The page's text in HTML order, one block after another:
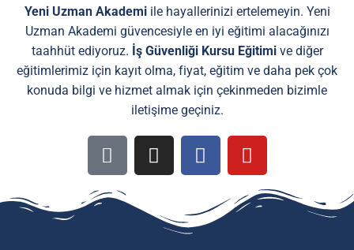
Yeni Uzman Akademiile hayallerinizi ertelemeyin. Yeni
Uzman Akademi güvencesiyle en iyi eğitimi alacağınızı
taahhüt ediyoruz. İş Güvenliği KursuEğitimive diğer
eğitimlerimiz için kayıt olma, fiyat, eğitim ve daha pek çok
konuda bilgi ve hizmet almak için çekinmeden bizimle
iletişime geçiniz.